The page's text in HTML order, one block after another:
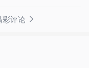
彩评论